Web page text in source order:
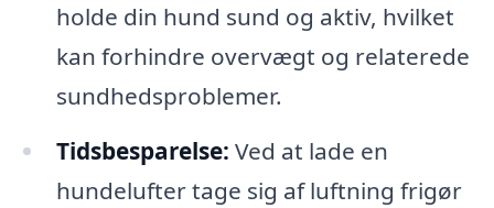
holde din hund sund og aktiv, hvilket
kan forhindre overvægt og relaterede
sundhedsproblemer.
Tidsbesparelse: Ved at lade en
hundelufter tage sig af luftning frigør